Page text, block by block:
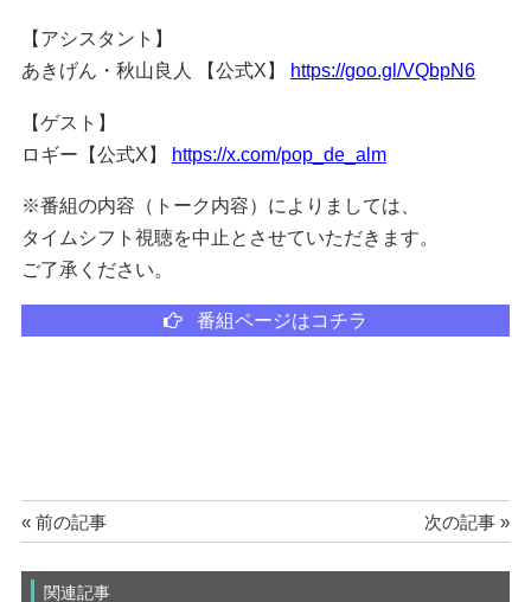
【アシスタント】
あきげん・秋山良人 【公式X】
https://goo.gl/VQbpN6
【ゲスト】
ロギー【公式X】 https://x.com/pop_de_alm
※番組の内容（トーク内容）によりましては、
タイムシフト視聴を中止とさせていただきます。
ご了承ください。
番組ページはコチラ
« 前の記事 次の記事 »
関連記事